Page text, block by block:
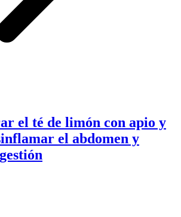
el té de limón con apio y
el abdomen y